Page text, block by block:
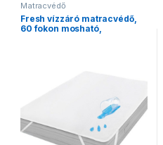
Matracvédő
Fresh vízzáró matracvédő,
60 fokon mosható,